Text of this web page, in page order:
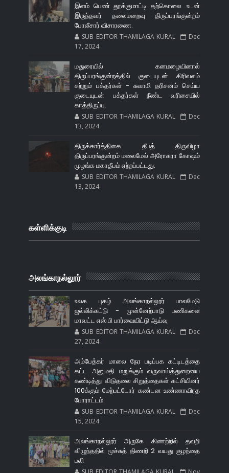
இளம் பெண் தூக்குமாட்டி தற்கொலை .உடன்
இருந்தவர் தலைமறைவு திருப்பரங்குன்றம்
போலீசார் விசாரணை.
SUB EDITOR THAMILAGA KURAL
Dec
17, 2024
மதுரையில் கனமழையினால்
திருப்பரங்குன்றத்தில் குடையுடன் கிரிவலம்
சுற்றும் பக்தர்கள் - சுவாமி தரிசனம் செய்ய
குடையுடன் பக்தர்கள் நீண்ட வரிசையில்
காத்திருப்பு.
SUB EDITOR THAMILAGA KURAL
Dec
13, 2024
திருக்கார்த்திகை தீபத் திருவிழா
திருப்பரங்குன்றம் மலைமேல் அரோகரா கோஷம்
முழங்க மகாதீபம் ஏற்றப்பட்டது.
SUB EDITOR THAMILAGA KURAL
Dec
13, 2024
கள்ளிக்குடி
அலங்காநல்லூர்
உலக புகழ் அலங்காநல்லூர் பாலமேடு
ஜல்லிக்கட்டு - முன்னேற்பாடு பணிகளை
மாவட்ட எஸ்.பி பார்வையிட்டு ஆய்வு
SUB EDITOR THAMILAGA KURAL
Dec
27, 2024
அம்பேத்கர் மாலை நேர படிப்பக கட்டிடத்தை
கட்ட அனுமதி மறுக்கும் வருவாய்த்துறையை
கண்டித்து விடுதலை சிறுத்தைகள் கட்சியினர்
100க்கும் மேற்பட்டோர் கண்டன உண்ணாவிரத
போராட்டம்
SUB EDITOR THAMILAGA KURAL
Dec
15, 2024
அலங்காநல்லூர் அருகே கிணற்றில் தவறி
விழுந்ததில் மூச்சுத் திணறி 2 வயது குழந்தை
பலி